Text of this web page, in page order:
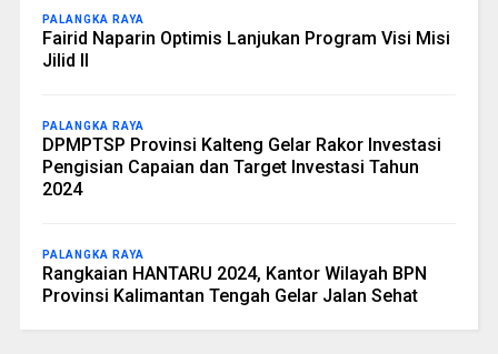
PALANGKA RAYA
Fairid Naparin Optimis Lanjukan Program Visi Misi
Jilid II
PALANGKA RAYA
DPMPTSP Provinsi Kalteng Gelar Rakor Investasi
Pengisian Capaian dan Target Investasi Tahun
2024
PALANGKA RAYA
Rangkaian HANTARU 2024, Kantor Wilayah BPN
Provinsi Kalimantan Tengah Gelar Jalan Sehat